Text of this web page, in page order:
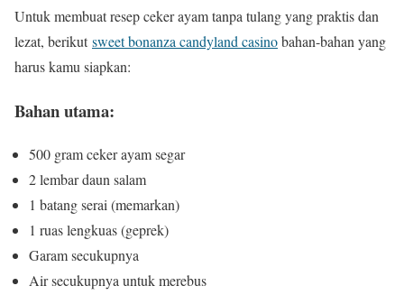
Untuk membuat resep ceker ayam tanpa tulang yang praktis dan
lezat, berikutsweet bonanza candyland casinobahan-bahan yang
harus kamu siapkan:
Bahan utama:
500 gram ceker ayam segar
2 lembar daun salam
1 batang serai (memarkan)
1 ruas lengkuas (geprek)
Garam secukupnya
Air secukupnya untuk merebus